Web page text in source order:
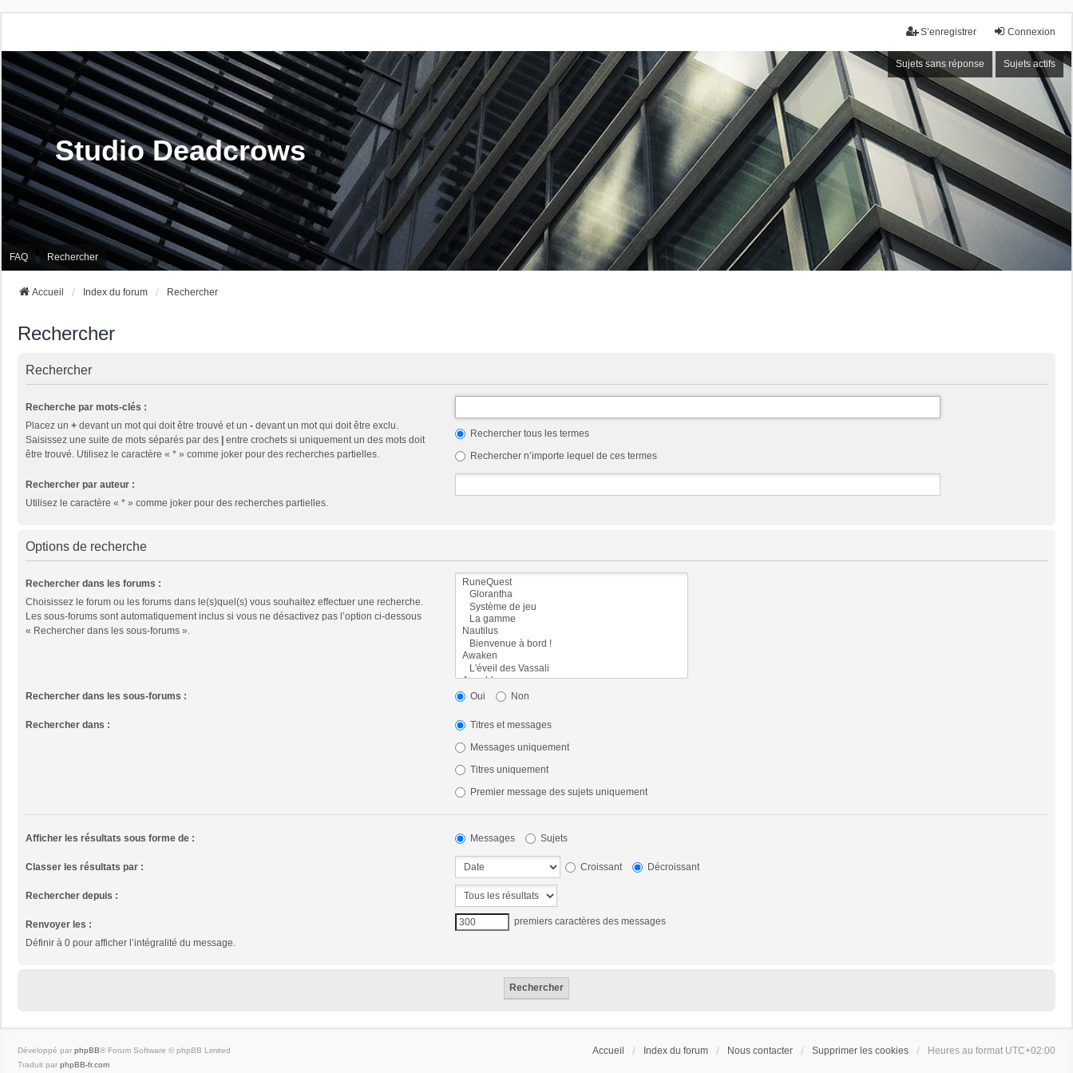
Connexion
S’enregistrer
Sujets sans réponse Sujets actifs
Studio Deadcrows
FAQ Rechercher
Accueil Index du forum Rechercher
Rechercher
Rechercher
Recherche par mots-clés :
Placez un + devant un mot qui doit être trouvé et un - devant un mot qui doit être exclu.
Saisissez une suite de mots séparés par des | entre crochets si uniquement un des mots doit
être trouvé. Utilisez le caractère « * » comme joker pour des recherches partielles.
Rechercher tous les termes
Rechercher n’importe lequel de ces termes
Rechercher par auteur :
Utilisez le caractère « * » comme joker pour des recherches partielles.
Options de recherche
Rechercher dans les forums :
Choisissez le forum ou les forums dans le(s)quel(s) vous souhaitez effectuer une recherche.
Les sous-forums sont automatiquement inclus si vous ne désactivez pas l’option ci-dessous
« Rechercher dans les sous-forums ».
Rechercher dans les sous-forums : Oui Non
Rechercher dans :
Titres et messages
Messages uniquement
Titres uniquement
Premier message des sujets uniquement
Afficher les résultats sous forme de : Messages Sujets
Classer les résultats par : Croissant Décroissant
Rechercher depuis :
Renvoyer les :
Définir à 0 pour afficher l’intégralité du message.
premiers caractères des messages
Accueil Index du forum Nous contacter Supprimer les cookies Heures au format UTC+02:00
Développé par phpBB® Forum Software © phpBB Limited
Traduit par phpBB-fr.com